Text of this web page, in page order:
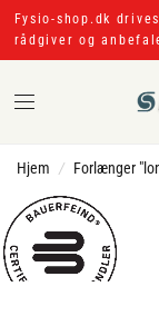
Fysio-shop.dk
rådgiver og
Hjem / Forlænger